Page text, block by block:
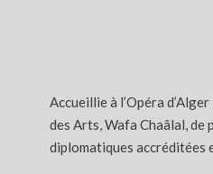
Accueillie à l’Opéra
des Arts, Wafa Chaâlal,
diplomatiques accréditées